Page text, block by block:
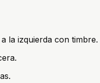
la izquierda con timbre.